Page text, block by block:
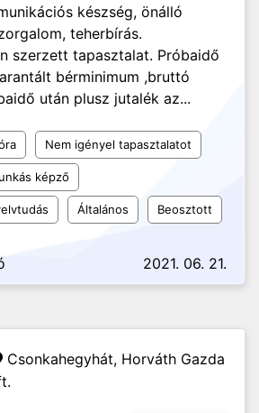
készség, önálló
teherbírás.
szerzett tapasztalat. Próbaidő
bérminimum ,bruttó
után plusz jutalék az...
Nem igényel tapasztalatot
képző
Általános Beosztott
2021. 06. 21.
Csonkahegyhát, Horváth Gazda